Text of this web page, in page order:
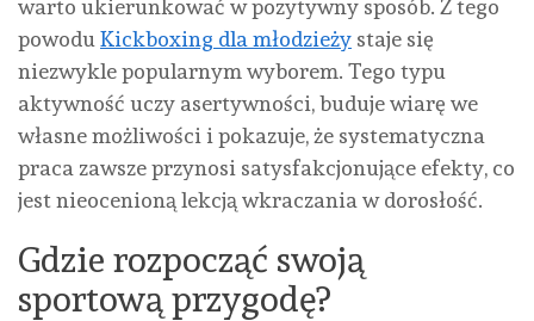
warto ukierunkować w pozytywny sposób. Z tego
powodu Kickboxing dla młodzieży staje się
niezwykle popularnym wyborem. Tego typu
aktywność uczy asertywności, buduje wiarę we
własne możliwości i pokazuje, że systematyczna
praca zawsze przynosi satysfakcjonujące efekty, co
jest nieocenioną lekcją wkraczania w dorosłość.
Gdzie rozpocząć swoją
sportową przygodę?